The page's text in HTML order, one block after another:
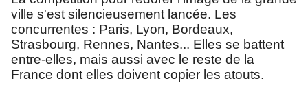
ville s'est silencieusement lancée. Les
concurrentes : Paris, Lyon, Bordeaux,
Strasbourg, Rennes, Nantes... Elles se battent
entre-elles, mais aussi avec le reste de la
France dont elles doivent copier les atouts.